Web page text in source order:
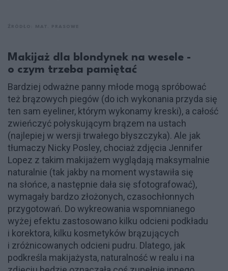
Makijaż dla blondynek na wesele -
o czym trzeba pamiętać
Bardziej odważne panny młode mogą spróbować
też brązowych piegów (do ich wykonania przyda się
ten sam eyeliner, którym wykonamy kreski), a całość
zwieńczyć połyskującym brązem na ustach
(najlepiej w wersji trwałego błyszczyka). Ale jak
tłumaczy Nicky Posley, chociaż zdjęcia Jennifer
Lopez z takim makijażem wyglądają maksymalnie
naturalnie (tak jakby na moment wystawiła się
na słońce, a następnie dała się sfotografować),
wymagały bardzo złożonych, czasochłonnych
przygotowań. Do wykreowania wspomnianego
wyżej efektu zastosowano kilku odcieni podkładu
i korektora, kilku kosmetyków brązujących
i zróżnicowanych odcieni pudru. Dlatego, jak
podkreśla makijażysta, naturalność w realu i na